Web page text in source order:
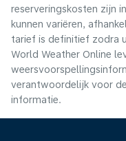
reserveringskosten zijn
kunnen variëren,
tarief is definitief zodra
World Weather Online
verantwoordelijk voor
informatie.